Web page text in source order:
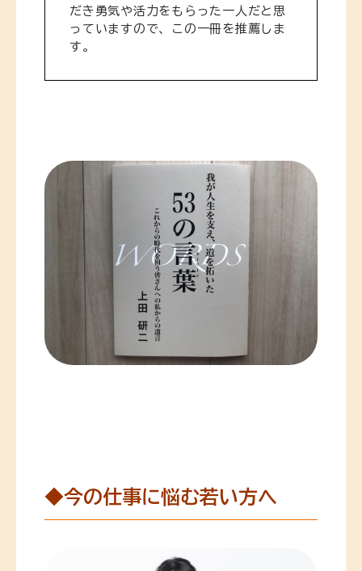
だき勇気や活力をもらった一人だと思
っていますので、この一冊を推薦しま
す。
◆今の仕事に悩む若い方へ